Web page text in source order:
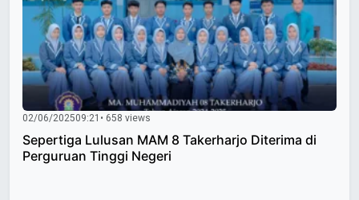
02/06/202509:21 • 658 views
Sepertiga Lulusan MAM 8 Takerharjo Diterima di
Perguruan Tinggi Negeri